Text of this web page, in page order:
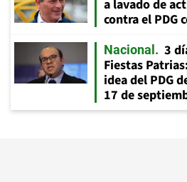
a lavado de
contra el PDG
Nacional
3
Fiestas
idea del PDG
17 de